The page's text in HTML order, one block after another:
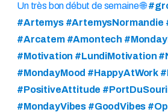
Un très bon début de semaine 🌐
#Artemys #ArtemysNormandie
#Arcatem #Amontech
#Motivation #LundiMotivation
#MondayMood #HappyAtWork
#PositiveAttitude
#MondayVibes #GoodVibes